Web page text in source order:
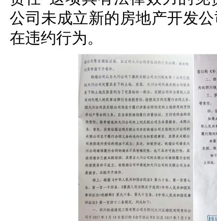
公司未成立新的房地产开发
在违约行为。